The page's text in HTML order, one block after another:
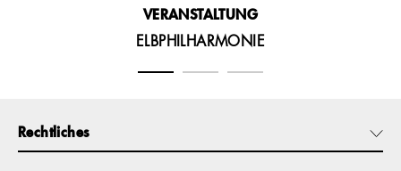
VERANSTALTUNG
ELBPHILHARMONIE
Rechtliches